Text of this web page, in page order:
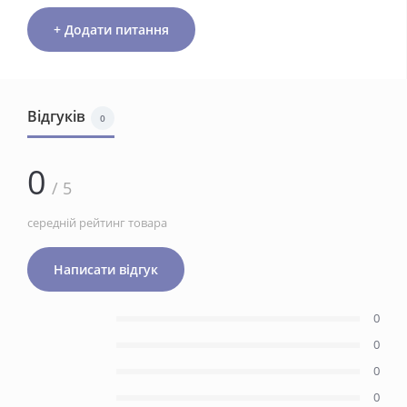
+ Додати питання
Відгуків 0
0 / 5
середній рейтинг товара
Написати відгук
0
0
0
0